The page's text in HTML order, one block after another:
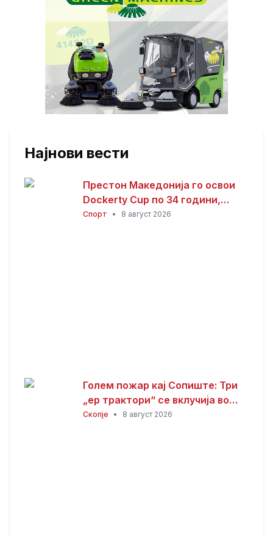
Најнови вести
Престон Македонија го освои
Dockerty Cup по 34 години,
Тевере прогласен за најдобар
Спорт • 8 август 2026
Голем пожар кај Сопиште: Три
„ер трактори“ се вклучија во
гаснењето, гори
Скопје • 8 август 2026